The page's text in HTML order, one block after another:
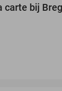
carte bij